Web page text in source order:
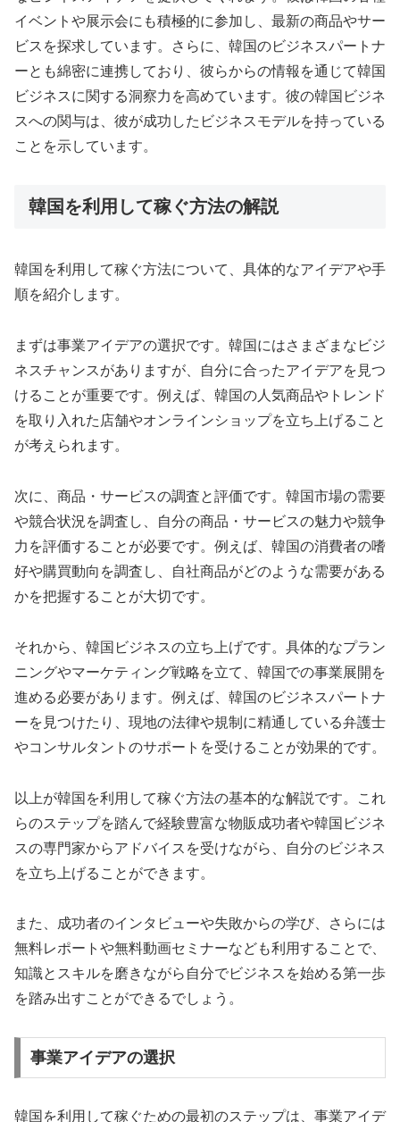
イベントや展示会にも積極的に参加し、最新の商品やサー
ビスを探求しています。さらに、韓国のビジネスパートナ
ーとも綿密に連携しており、彼らからの情報を通じて韓国
ビジネスに関する洞察力を高めています。彼の韓国ビジネ
スへの関与は、彼が成功したビジネスモデルを持っている
ことを示しています。
韓国を利用して稼ぐ方法の解説
韓国を利用して稼ぐ方法について、具体的なアイデアや手
順を紹介します。
まずは事業アイデアの選択です。韓国にはさまざまなビジ
ネスチャンスがありますが、自分に合ったアイデアを見つ
けることが重要です。例えば、韓国の人気商品やトレンド
を取り入れた店舗やオンラインショップを立ち上げること
が考えられます。
次に、商品・サービスの調査と評価です。韓国市場の需要
や競合状況を調査し、自分の商品・サービスの魅力や競争
力を評価することが必要です。例えば、韓国の消費者の嗜
好や購買動向を調査し、自社商品がどのような需要がある
かを把握することが大切です。
それから、韓国ビジネスの立ち上げです。具体的なプラン
ニングやマーケティング戦略を立て、韓国での事業展開を
進める必要があります。例えば、韓国のビジネスパートナ
ーを見つけたり、現地の法律や規制に精通している弁護士
やコンサルタントのサポートを受けることが効果的です。
以上が韓国を利用して稼ぐ方法の基本的な解説です。これ
らのステップを踏んで経験豊富な物販成功者や韓国ビジネ
スの専門家からアドバイスを受けながら、自分のビジネス
を立ち上げることができます。
また、成功者のインタビューや失敗からの学び、さらには
無料レポートや無料動画セミナーなども利用することで、
知識とスキルを磨きながら自分でビジネスを始める第一歩
を踏み出すことができるでしょう。
事業アイデアの選択
韓国を利用して稼ぐための最初のステップは、事業アイデ